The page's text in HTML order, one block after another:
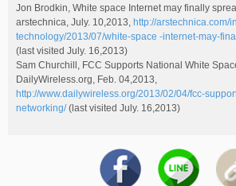
Jon Brodkin, White space Internet may finally
arstechnica, July. 10,2013, http://arstechnica.com/
technology/2013/07/white-space -internet-may-
(last visited July. 16,2013)
Sam Churchill, FCC Supports National White
DailyWireless.org, Feb. 04,2013,
http://www.dailywireless.org/2013/02/04/fcc-
networking/(last visited July. 16,2013)